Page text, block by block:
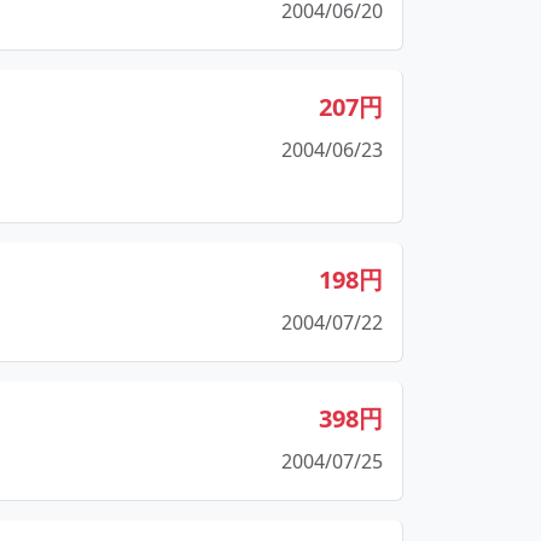
2004/06/20
207円
2004/06/23
198円
2004/07/22
398円
2004/07/25